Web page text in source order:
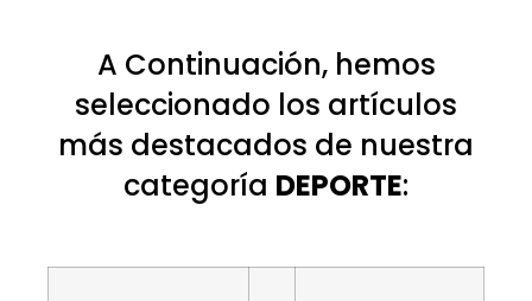
A Continuación, hemos
seleccionado los artículos
más destacados de nuestra
categoría DEPORTE: